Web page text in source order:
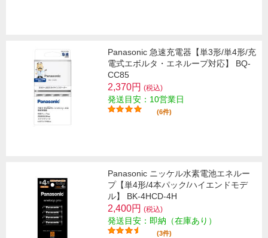
Panasonic 急速充電器【単3形/単4形/充
電式エボルタ・エネループ対応】 BQ-
CC85
2,370円 (税込)
発送目安：10営業日
(6件)
Panasonic ニッケル水素電池エネルー
プ【単4形/4本パック/ハイエンドモデ
ル】 BK-4HCD-4H
2,400円 (税込)
発送目安：即納（在庫あり）
(3件)